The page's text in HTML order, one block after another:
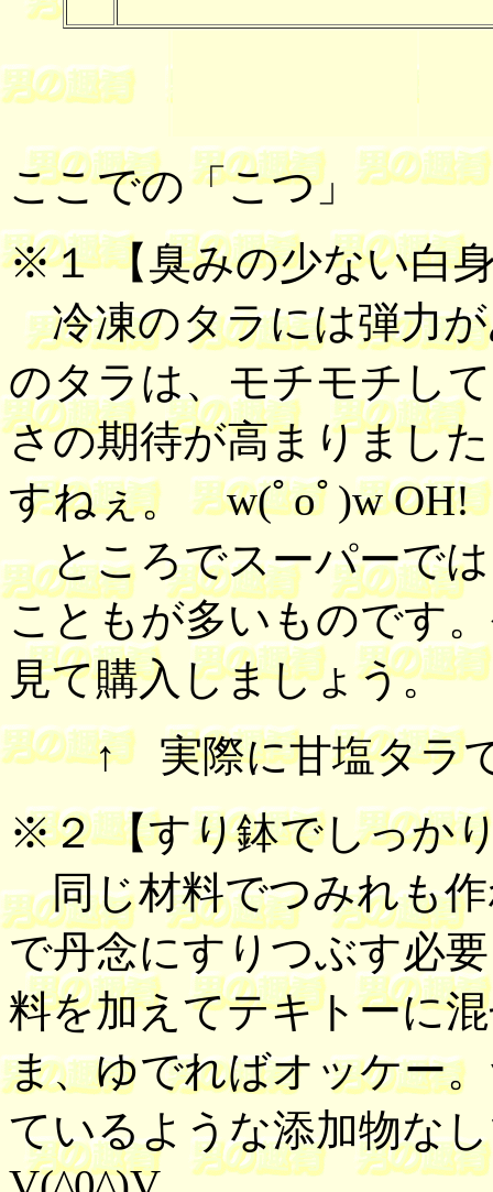
ここでの「こつ」
※１ 【臭みの少ない白
冷凍のタラには弾力
のタラは、モチモチし
さの期待が高まりまし
すねぇ。 w(ﾟoﾟ)w
ところでスーパーでは
こともが多いものです
見て購入しましょう。
↑ 実際に甘塩タラ
※２ 【すり鉢でしっか
同じ材料でつみれも作
で丹念にすりつぶす必
料を加えてテキトーに
ま、ゆでればオッケー
ているような添加物な